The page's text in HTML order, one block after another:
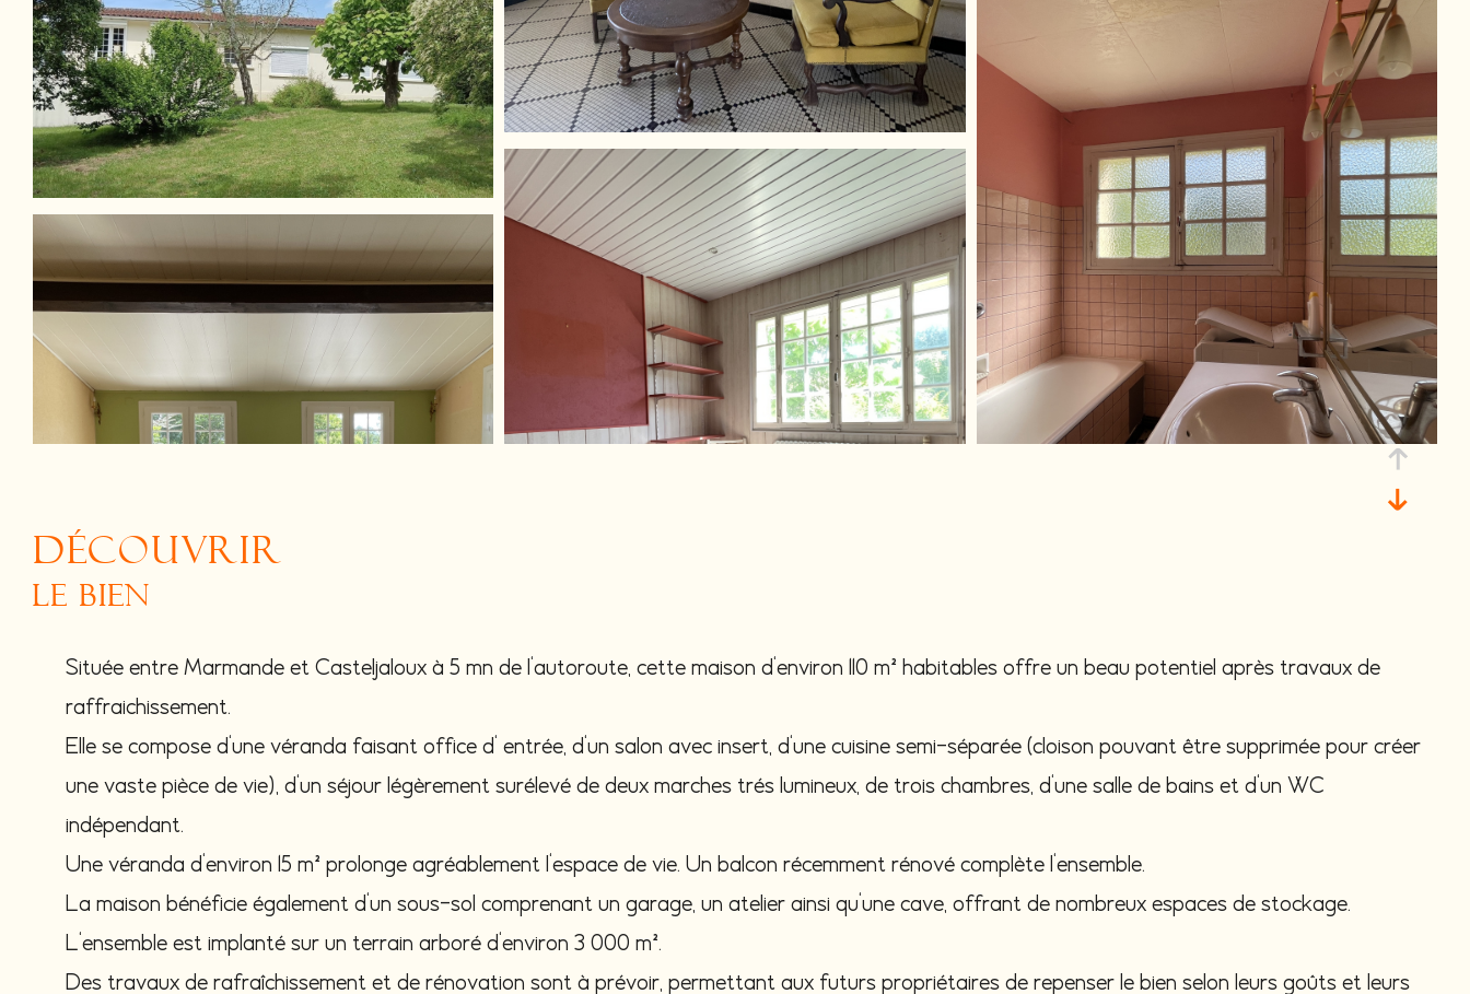
découvrir
le bien
Située entre Marmande et Casteljaloux à 5 mn de l'autoroute, cette maison d'environ 110 m² habitables offre un beau potentiel après travaux de
raffraichissement.
Elle se compose d'une véranda faisant office d' entrée, d'un salon avec insert, d'une cuisine semi-séparée (cloison pouvant être supprimée pour créer
une vaste pièce de vie), d'un séjour légèrement surélevé de deux marches trés lumineux, de trois chambres, d'une salle de bains et d'un WC
indépendant.
Une véranda d'environ 15 m² prolonge agréablement l'espace de vie. Un balcon récemment rénové complète l'ensemble.
La maison bénéficie également d'un sous-sol comprenant un garage, un atelier ainsi qu'une cave, offrant de nombreux espaces de stockage.
L'ensemble est implanté sur un terrain arboré d'environ 3 000 m².
Des travaux de rafraîchissement et de rénovation sont à prévoir, permettant aux futurs propriétaires de repenser le bien selon leurs goûts et leurs